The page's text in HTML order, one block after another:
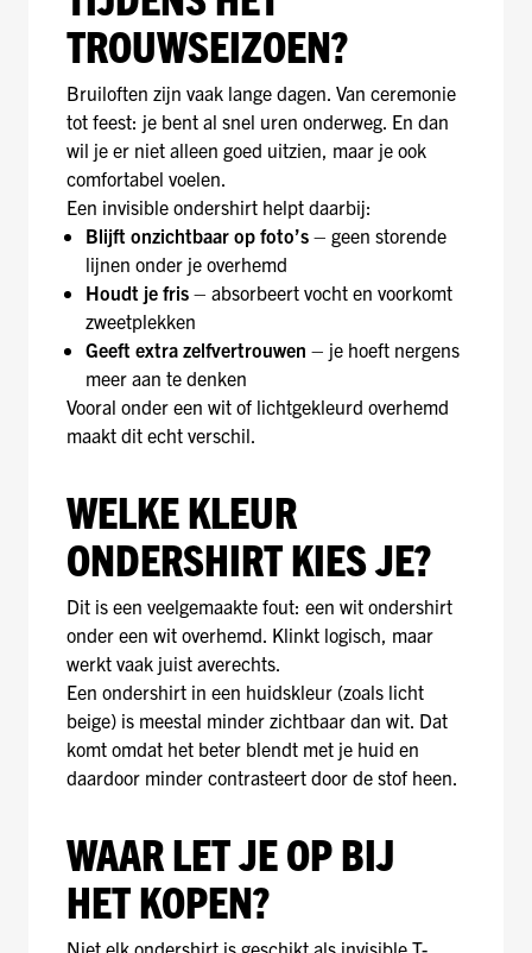
TROUWSEIZOEN?
Bruiloften zijn vaak lange dagen. Van ceremonie
tot feest: je bent al snel uren onderweg. En dan
wil je er niet alleen goed uitzien, maar je ook
comfortabel voelen.
Een invisible ondershirt helpt daarbij:
Blijft onzichtbaar op foto’s – geen storende
lijnen onder je overhemd
Houdt je fris – absorbeert vocht en voorkomt
zweetplekken
Geeft extra zelfvertrouwen – je hoeft nergens
meer aan te denken
Vooral onder een wit of lichtgekleurd overhemd
maakt dit echt verschil.
WELKE KLEUR
ONDERSHIRT KIES JE?
Dit is een veelgemaakte fout: een wit ondershirt
onder een wit overhemd. Klinkt logisch, maar
werkt vaak juist averechts.
Een ondershirt in een huidskleur (zoals licht
beige) is meestal minder zichtbaar dan wit. Dat
komt omdat het beter blendt met je huid en
daardoor minder contrasteert door de stof heen.
WAAR LET JE OP BIJ
HET KOPEN?
Niet elk ondershirt is geschikt als invisible T-